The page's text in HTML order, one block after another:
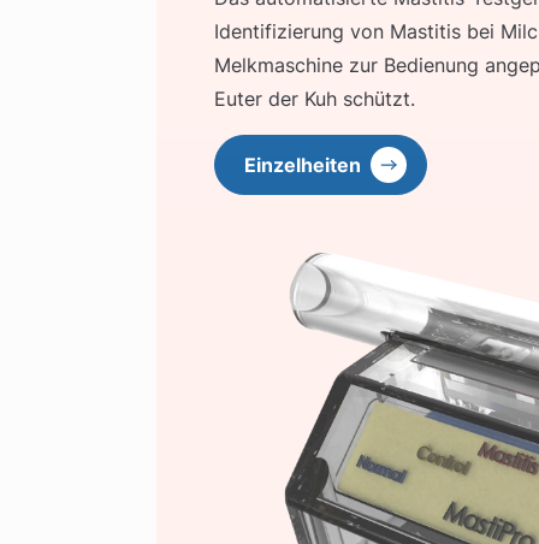
Identifizierung von Mastitis bei
Melkmaschine zur Bedienung
Euter der Kuh schützt.
Einzelheiten